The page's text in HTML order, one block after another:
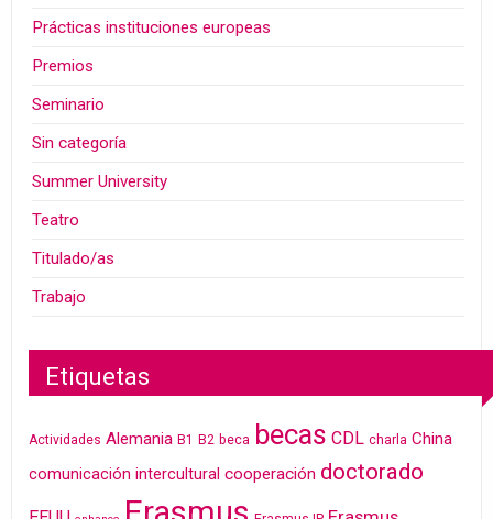
Prácticas instituciones europeas
Premios
Seminario
Sin categoría
Summer University
Teatro
Titulado/as
Trabajo
Etiquetas
Actividades Alemania B1 B2 beca becas CDL charla China
comunicación intercultural cooperación doctorado